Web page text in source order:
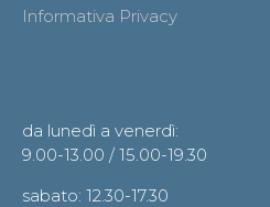
Informativa Privacy
da lunedì a venerdì:
9.00-13.00 / 15.00-19.30
sabato: 12.30-17.30